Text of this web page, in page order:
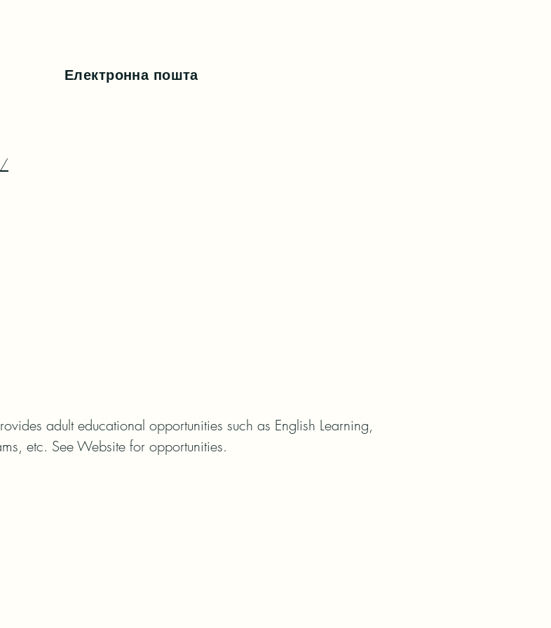
Електронна пошта
adult educational opportunities such as English Learning,
etc. See Website for opportunities.